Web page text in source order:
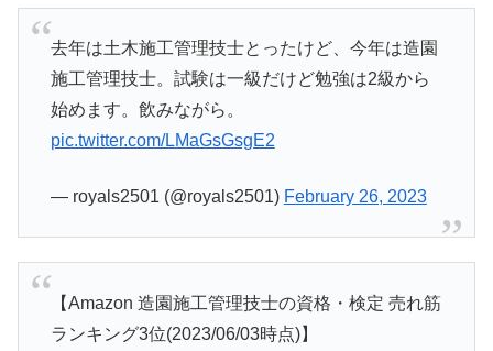
去年は土木施工管理技士とったけど、今年は造園
施工管理技士。試験は一級だけど勉強は2級から
始めます。飲みながら。
pic.twitter.com/LMaGsGsgE2
— royals2501 (@royals2501) February 26, 2023
【Amazon 造園施工管理技士の資格・検定 売れ筋
ランキング3位(2023/06/03時点)】